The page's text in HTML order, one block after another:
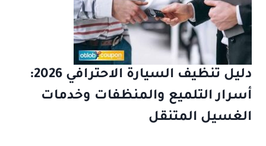
دليل تنظيف السيارة الاحترافي 2026:
أسرار التلميع والمنظفات وخدمات
الغسيل المتنقل